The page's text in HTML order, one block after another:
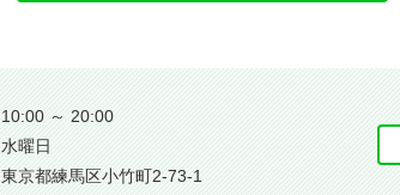
10:00 ～ 20:00
水曜日
東京都練馬区小竹町2-73-1